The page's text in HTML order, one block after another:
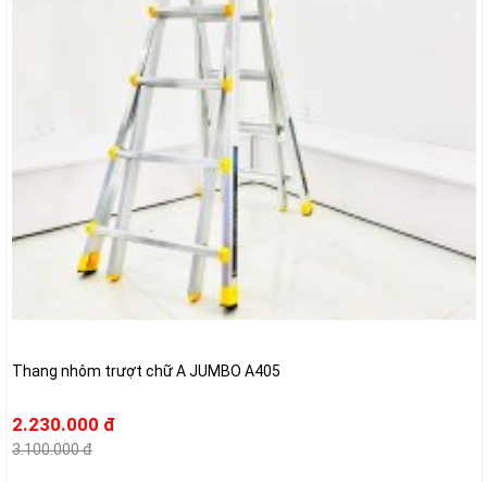
Thang nhôm trượt chữ A JUMBO A405
2.230.000 đ
3.100.000 đ